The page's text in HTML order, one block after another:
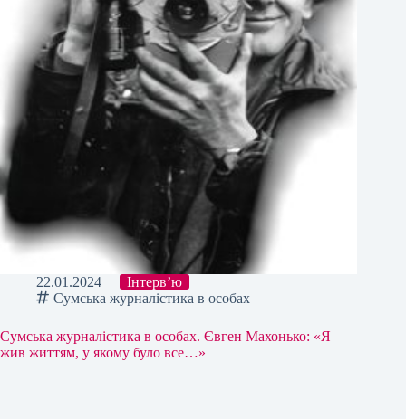
22.01.2024
Інтерв’ю
Сумська журналістика в особах
Сумська журналістика в особах. Євген Махонько: «Я
жив життям, у якому було все…»